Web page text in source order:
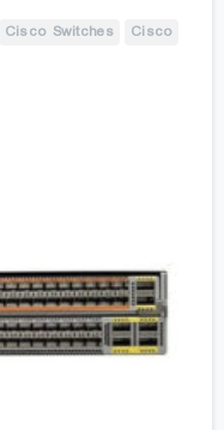
Cisco
Cisco Switches